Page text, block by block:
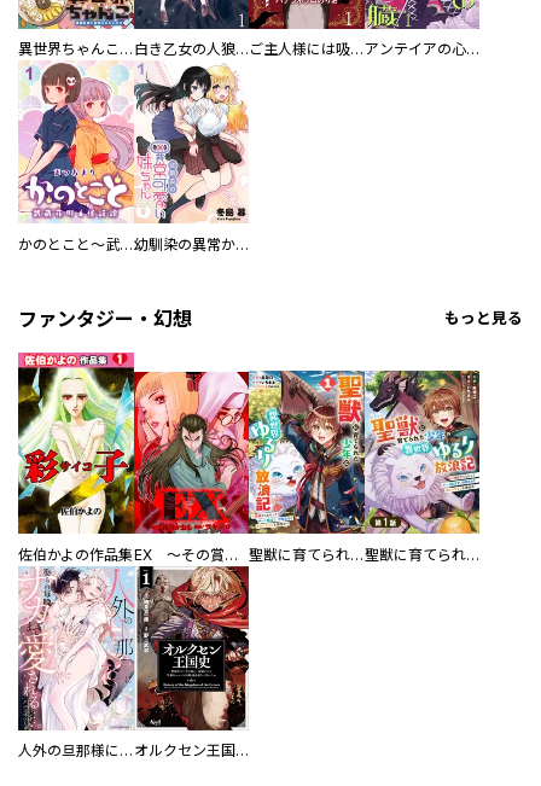
異世界ちゃんこ～横綱目前に召喚されたんだが～ 【連載版】 白き乙女の人狼（ウェアウルフ） 【連載版】 ご主人様には吸わせません！ 【連載版】 アンテイアの心臓 【連載版】
かのとこと～武蔵花町怪話譚～ 【連載版】 幼馴染の異常かわいい妹ちゃん 【連載版】
ファンタジー・幻想 もっと見る
佐伯かよの作品集 EX ～その賞金稼ぎは、世界の出口を探す～【単行本版】 聖獣に育てられた少年の異世界ゆるり放浪記～神様からもらったチート魔法で、仲間たちとスローライフを満喫中～ 聖獣に育てられた少年の異世界ゆるり放浪記～神様からもらったチート魔法で、仲間たちとスローライフを満喫中～【分冊版】
人外の旦那様に娶られ毎晩ナカまで愛される…。アンソロジー オルクセン王国史